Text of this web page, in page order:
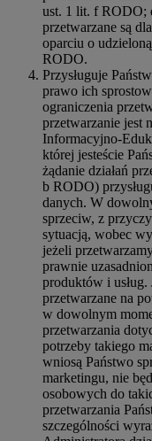
ust. 1 lit. f RODO;
przetwarzane są
oparciu o
RODO.
Przysługuje
prawo ich
ograniczenia
przetwarzanie jest
Informacyjno-
której jesteście
żądanie działań
b RODO)
danych. W
sprzeciw, z
sytuacją, wobec
jeżeli
prawnie
produktów i usług.
przetwarzane na
w dowolnym
przetwarzania
potrzeby takiego
wniosą Państwo
marketingu, nie
osobowych do
przetwarzania
szczególności